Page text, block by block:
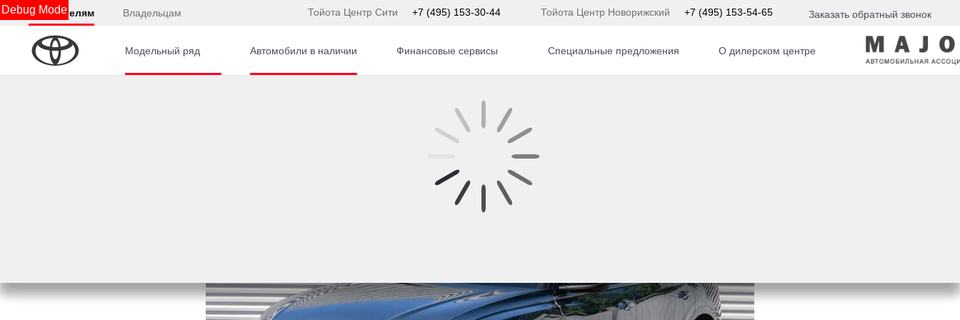
Debug Mode
Покупателям Владельцам Тойота Центр Сити +7 (495) 153-30-44 Тойота Центр Новорижский +7 (495) 153-54-65 Заказать обратный звонок
Модельный ряд Автомобили в наличии Финансовые сервисы Специальные предложения О дилерском центре